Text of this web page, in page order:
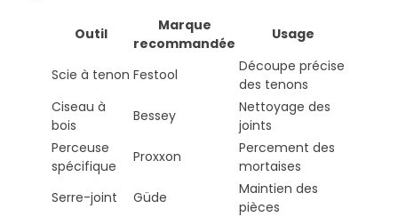
Outil
Marque
recommandée
Usage
Scie à tenon Festool
Découpe précise
des tenons
Ciseau à
bois
Bessey
Nettoyage des
joints
Perceuse
spécifique
Proxxon
Percement des
mortaises
Serre-joint
Güde
Maintien des
pièces